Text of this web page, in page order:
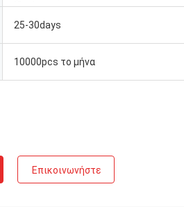
25-30days
10000pcs το μήνα
Επικοινωνήστε